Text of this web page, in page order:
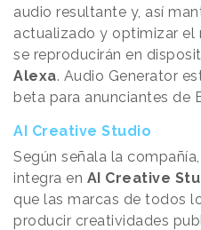
audio resultante y, así
actualizado y optimizar el
se reproducirán en
Alexa. Audio Generator
beta para anunciantes de
AI Creative Studio
Según señala la
integra en AI Creative
que las marcas de todos
producir creatividades